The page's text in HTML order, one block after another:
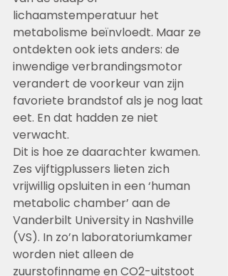
lichaamstemperatuur het
metabolisme beïnvloedt. Maar ze
ontdekten ook iets anders: de
inwendige verbrandingsmotor
verandert de voorkeur van zijn
favoriete brandstof als je nog laat
eet. En dat hadden ze niet
verwacht.
Dit is hoe ze daarachter kwamen.
Zes vijftigplussers lieten zich
vrijwillig opsluiten in een ‘human
metabolic chamber’ aan de
Vanderbilt University in Nashville
(VS). In zo’n laboratoriumkamer
worden niet alleen de
zuurstofinname en CO2-uitstoot